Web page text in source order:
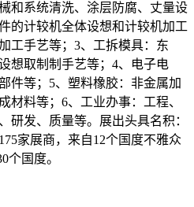
和系统清洗、涂层防腐、丈量设
的计较机全体设想和计较机加工
工手艺等；3、工拆模具：东
想取制制手艺等；4、电子电
件等；5、塑料橡胶：非金属加
材料等；6、工业办事：工程、
研发、质量等。展出头具名积：
家展商，来自12个国度不雅众
个国度。